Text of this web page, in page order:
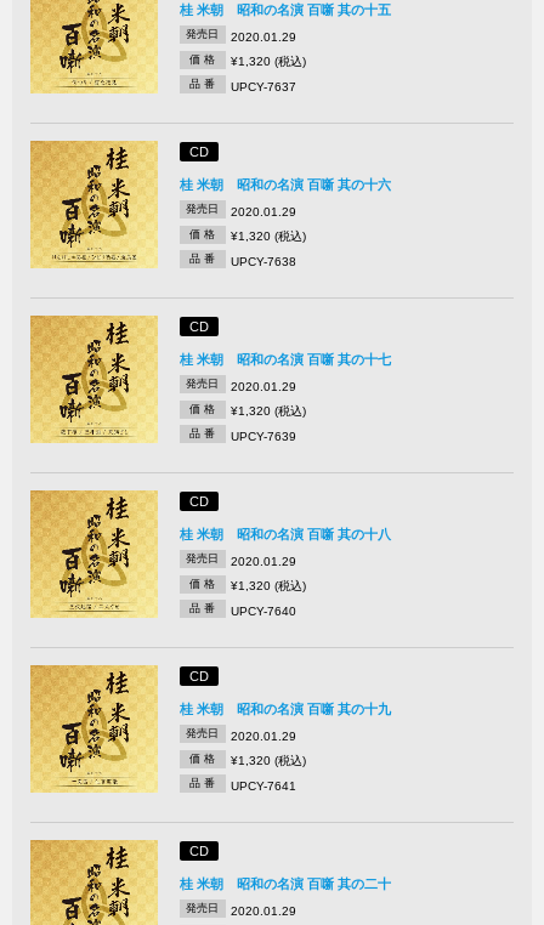
桂 米朝 昭和の名演 百噺 其の十五
発売日 2020.01.29
価 格 ¥1,320 (税込)
品 番 UPCY-7637
CD
桂 米朝 昭和の名演 百噺 其の十六
発売日 2020.01.29
価 格 ¥1,320 (税込)
品 番 UPCY-7638
CD
桂 米朝 昭和の名演 百噺 其の十七
発売日 2020.01.29
価 格 ¥1,320 (税込)
品 番 UPCY-7639
CD
桂 米朝 昭和の名演 百噺 其の十八
発売日 2020.01.29
価 格 ¥1,320 (税込)
品 番 UPCY-7640
CD
桂 米朝 昭和の名演 百噺 其の十九
発売日 2020.01.29
価 格 ¥1,320 (税込)
品 番 UPCY-7641
CD
桂 米朝 昭和の名演 百噺 其の二十
発売日 2020.01.29